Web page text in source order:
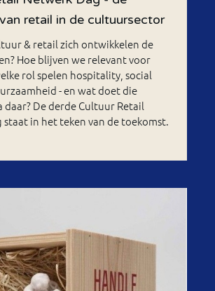
retail in de cultuursector
& retail zich ontwikkelen de
Hoe blijven we relevant voor
rol spelen hospitality, social
- en wat doet die
daar? De derde Cultuur Retail
staat in het teken van de toekomst.